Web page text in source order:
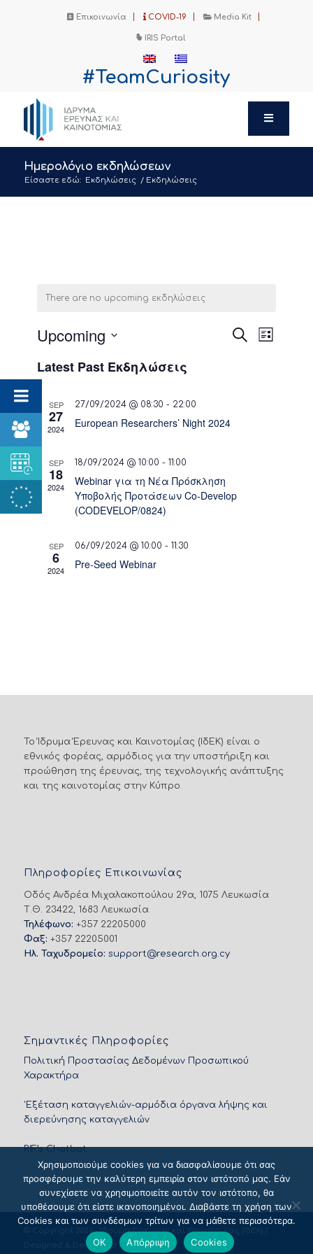
Επικοινωνία COVID-19 Media Kit
IRIS Portal
#TeamCuriosity
Ημερολόγιο εκδηλώσεων
Είσαστε εδώ: Εκδηλώσεις / Εκδηλώσεις
There are no upcoming εκδηλώσεις.
Αναζήτηση
List
Upcoming
date.
Latest Past Εκδηλώσεις
SEP
27
2024
27/09/2024 @ 08:30 - 22:00
European Researchers’ Night 2024
SEP
18
2024
18/09/2024 @ 10:00 -11:00
Webinar για τη Νέα Πρόσκληση
Υποβολής Προτάσεων Co-Develop
(CODEVELOP/0824)
SEP
6
2024
06/09/2024 @ 10:00 -11:30
Pre-Seed Webinar
Το Ίδρυμα Έρευνας και Καινοτομίας (ΙδΕΚ) είναι ο
εθνικός φορέας, αρμόδιος για την υποστήριξη και
προώθηση της έρευνας, της τεχνολογικής ανάπτυξης
και της καινοτομίας στην Κύπρο.
Πληροφορίες Επικοινωνίας
Οδός Ανδρέα Μιχαλακοπούλου 29α, 1075 Λευκωσία
Τ.Θ. 23422, 1683 Λευκωσία
Τηλέφωνο: +357 22205000
Φαξ: +357 22205001
Ηλ. Ταχυδρομείο: support@research.org.cy
Σημαντικές Πληροφορίες
Πολιτική Προστασίας Δεδομένων Προσωπικού
Χαρακτήρα
'Εξέταση καταγγελιών-αρμόδια όργανα λήψης και
διερεύνησης καταγγελιών
RIF’s Chatbot
© Copyright 2026 - Ίδρυμα Έρευνας και Καινοτομίας (ΙδΕΚ) /
Designed & Developed byNETinfo Plc
Χρησιμοποιούμε cookies για να διασφαλίσουμε ότι σας
προσφέρουμε την καλύτερη εμπειρία στον ιστότοπό μας. Εάν
συνεχίσετε να χρησιμοποιείτε αυτόν τον ιστότοπο, θα
υποθέσουμε ότι είστε ικανοποιημένοι. Διαβάστε τη χρήση των
Cookies και των συνδέσμων τρίτων για να μάθετε περισσότερα.
OK
Απόρριψη Cookies